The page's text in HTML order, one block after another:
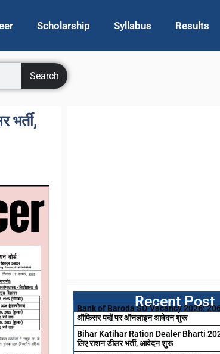
Scholarship Syllabus Results
Search
Recent Post
Bank of Baroda SO Vacancy 2026:
ऑफिसर पदों पर ऑनलाइन आवेदन शुरू
Bihar Katihar Ration Dealer Bharti
लिए राशन डीलर भर्ती, आवेदन शुरू